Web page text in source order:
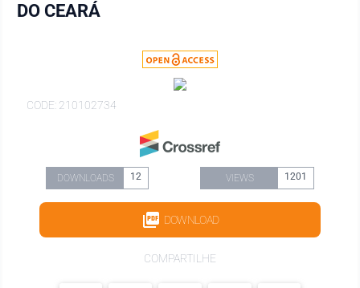
DO CEARÁ
CODE: 210102734
DOWNLOADS 12 VIEWS 1201
DOWNLOAD
COMPARTILHE